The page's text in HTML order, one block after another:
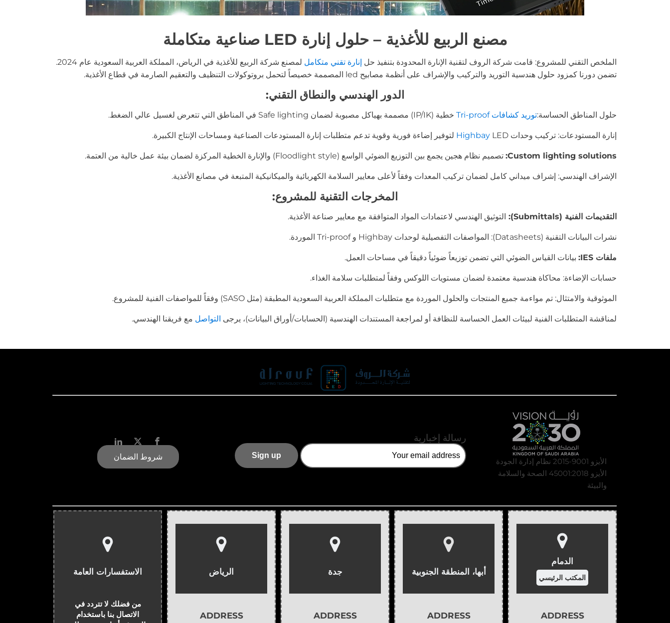
مصنع الربيع للأغذية – حلول إنارة LED صناعية متكاملة
الملخص التقني للمشروع: قامت شركة الروف لتقنية الإنارة المحدودة بتنفيذ حل إنارة تقني متكامل
لمصنع شركة الربيع للأغذية في الرياض، المملكة العربية السعودية عام 2024.
تضمن دورنا كمزود حلول هندسية التوريد والتركيب والإشراف على أنظمة مصابيح led المصممة خصيصاً لتحمل بروتوكولات التنظيف والتعقيم الصارمة في قطاع الأغذية.
الدور الهندسي والنطاق التقني:
حلول المناطق الحساسة:توريد كشافات Tri-proof خطية (IP/IK) مصممة بهياكل مصبوبة لضمان Safe lighting في المناطق التي تتعرض لغسيل عالي الضغط.
إنارة المستودعات: تركيب وحدات Highbay LED لتوفير إضاءة فورية وقوية تدعم متطلبات إنارة المستودعات الصناعية ومساحات الإنتاج الكبيرة.
Custom lighting solutions: تصميم نظام هجين يجمع بين التوزيع الضوئي الواسع (Floodlight style) والإنارة الخطية المركزة لضمان بيئة عمل خالية من العتمة.
الإشراف الهندسي: إشراف ميداني كامل لضمان تركيب المعدات وفقاً لأعلى معايير السلامة الكهربائية والميكانيكية المتبعة في مصانع الأغذية.
المخرجات التقنية للمشروع:
التقديمات الفنية (Submittals): التوثيق الهندسي لاعتمادات المواد المتوافقة مع معايير صناعة الأغذية.
نشرات البيانات التقنية (Datasheets): المواصفات التفصيلية لوحدات Highbay و Tri-proof الموردة.
ملفات IES: بيانات القياس الضوئي التي تضمن توزيعاً ضوئياً دقيقاً في مساحات العمل.
حسابات الإضاءة: محاكاة هندسية معتمدة لضمان مستويات اللوكس وفقاً لمتطلبات سلامة الغذاء.
الموثوقية والامتثال: تم مواءمة جميع المنتجات والحلول الموردة مع متطلبات المملكة العربية السعودية المطبقة (مثل SASO) وفقاً للمواصفات الفنية للمشروع.
لمناقشة المتطلبات الفنية لبيئات العمل الحساسة للنظافة أو لمراجعة المستندات الهندسية (الحسابات/أوراق البيانات)، يرجى التواصل مع فريقنا الهندسي.
الأيزو 9001-2015 نظام إدارة الجودة
الأيزو 45001:2018 الصحة والسلامة
والبيئة
رسالة إخبارية
شروط الضمان
الدمام
المكتب الرئيسي
ADDRESS
أبها، المنطقة الجنوبية
ADDRESS
جدة
ADDRESS
الرياض
ADDRESS
الاستفسارات العامة
من فضلك لا تتردد في
الاتصال بنا باستخدام